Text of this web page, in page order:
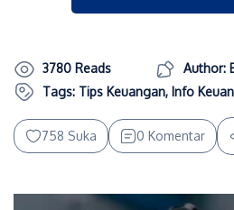
3780 Reads
Author:
Tags: Tips Keuangan, Info
758 Suka 0 Komentar